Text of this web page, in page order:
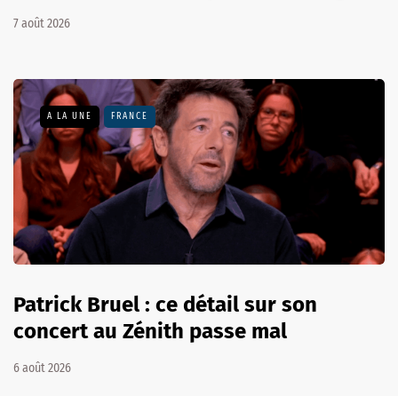
7 août 2026
A LA UNE FRANCE
Patrick Bruel : ce détail sur son
concert au Zénith passe mal
6 août 2026